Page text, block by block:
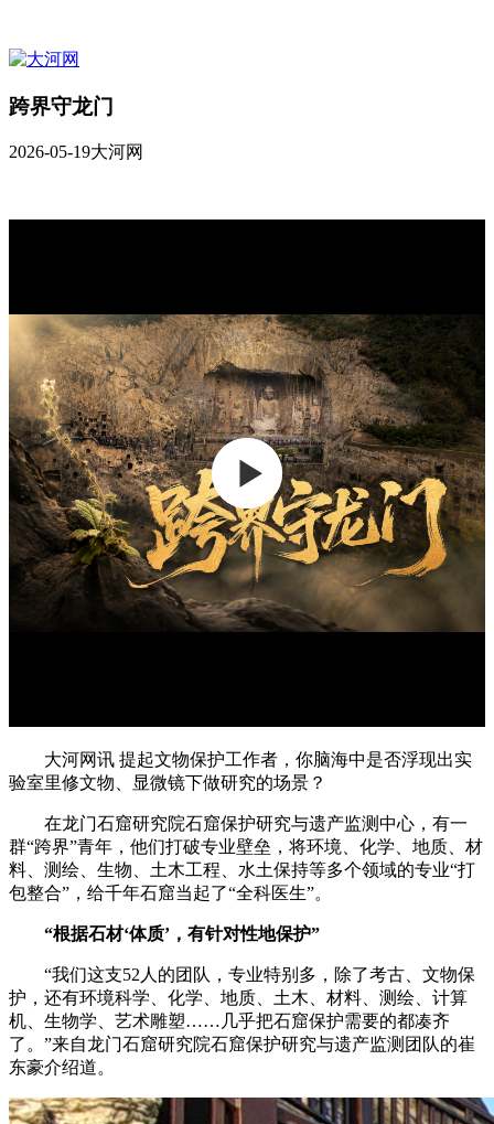
跨界守龙门
2026-05-19大河网
大河网讯 提起文物保护工作者，你脑海中是否浮现出实
验室里修文物、显微镜下做研究的场景？
在龙门石窟研究院石窟保护研究与遗产监测中心，有一
群“跨界”青年，他们打破专业壁垒，将环境、化学、地质、材
料、测绘、生物、土木工程、水土保持等多个领域的专业“打
包整合”，给千年石窟当起了“全科医生”。
“根据石材‘体质’，有针对性地保护”
“我们这支52人的团队，专业特别多，除了考古、文物保
护，还有环境科学、化学、地质、土木、材料、测绘、计算
机、生物学、艺术雕塑……几乎把石窟保护需要的都凑齐
了。”来自龙门石窟研究院石窟保护研究与遗产监测团队的崔
东豪介绍道。